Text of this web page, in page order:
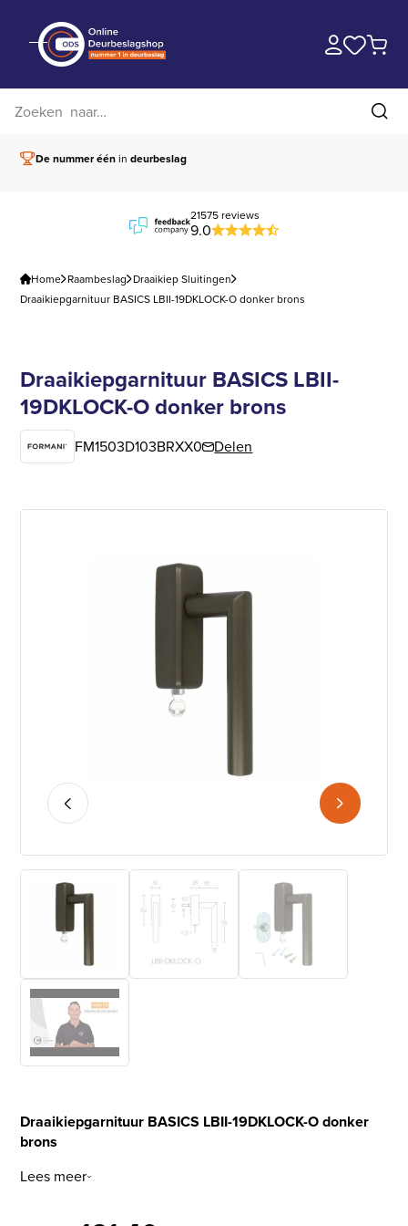
De nummer éénindeurbeslag
21575 reviews
9.0
Home Raambeslag Draaikiep Sluitingen
Draaikiepgarnituur BASICS LBII-19DKLOCK-O donker brons
Draaikiepgarnituur BASICS LBII-
19DKLOCK-O donker brons
FM1503D103BRXX0 Delen
Draaikiepgarnituur BASICS LBII-19DKLOCK-O donker
brons
Lees meer